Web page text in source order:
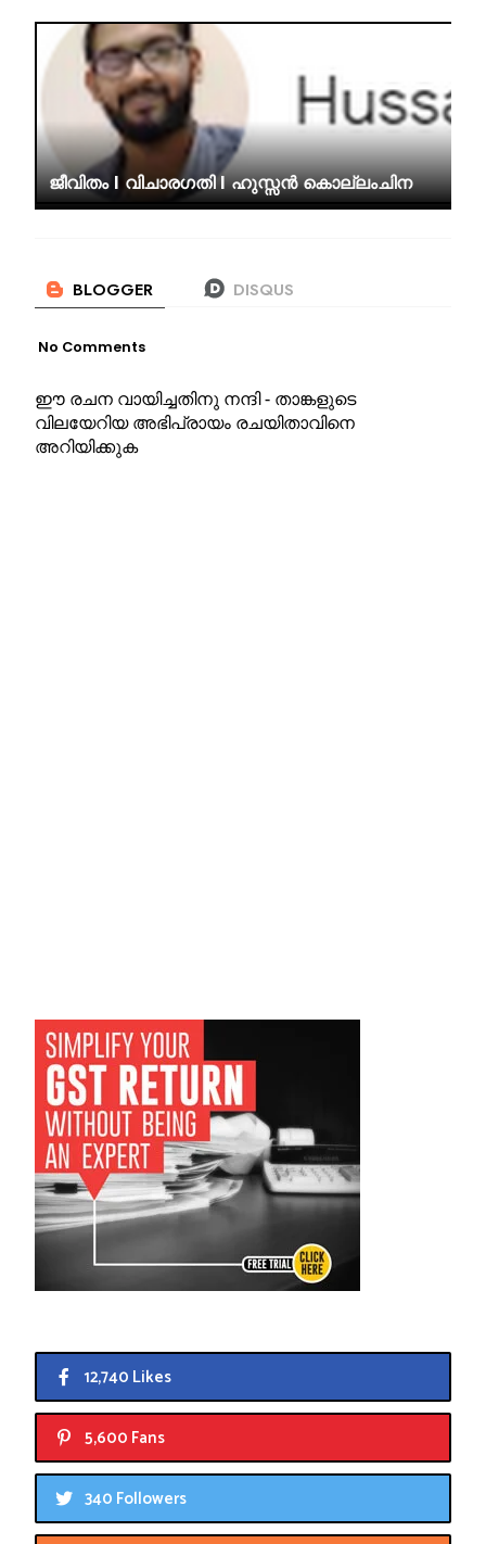
ജീവിതം I വിചാരഗതി I ഹുസ്സൻ കൊല്ലംചിന
No Comments
ഈ രചന വായിച്ചതിനു നന്ദി - താങ്കളുടെ
വിലയേറിയ അഭിപ്രായം രചയിതാവിനെ
അറിയിക്കുക
12,740 Likes
5,600 Fans
340 Followers